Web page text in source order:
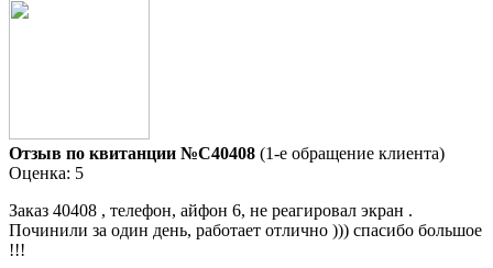
Отзыв по квитанции №C40408 (1-е обращение клиента)
Оценка: 5
Заказ 40408 , телефон, айфон 6, не реагировал экран .
Починили за один день, работает отлично ))) спасибо большое
!!!